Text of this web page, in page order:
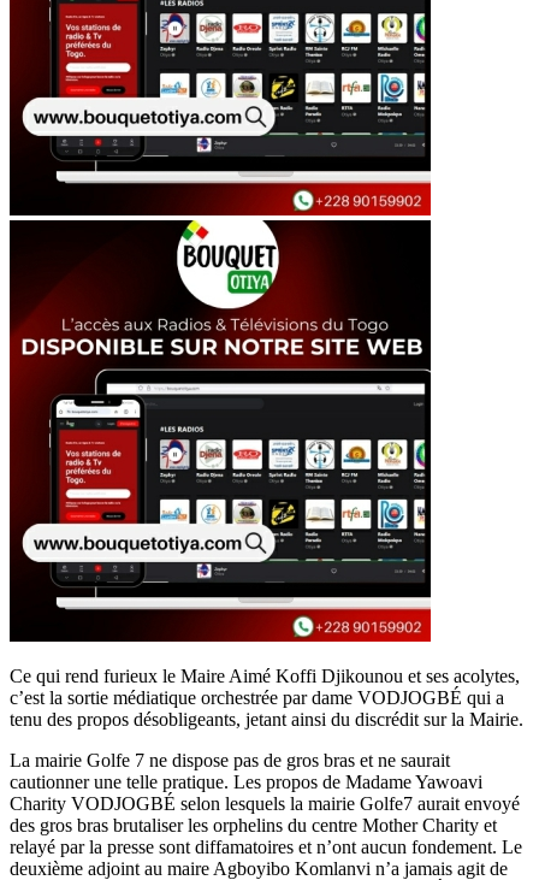
Ce qui rend furieux le Maire Aimé Koffi Djikounou et ses acolytes,
c’est la sortie médiatique orchestrée par dame VODJOGBÉ qui a
tenu des propos désobligeants, jetant ainsi du discrédit sur la Mairie.
La mairie Golfe 7 ne dispose pas de gros bras et ne saurait
cautionner une telle pratique. Les propos de Madame Yawoavi
Charity VODJOGBÉ selon lesquels la mairie Golfe7 aurait envoyé
des gros bras brutaliser les orphelins du centre Mother Charity et
relayé par la presse sont diffamatoires et n’ont aucun fondement. Le
deuxième adjoint au maire Agboyibo Komlanvi n’a jamais agit de